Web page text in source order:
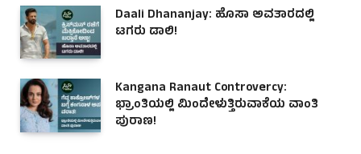
Daali Dhananjay: ಹೊಸಾ ಅವತಾರದಲ್ಲಿ
ಟಗರು ಡಾಲಿ!
Kangana Ranaut Controvercy:
ಭ್ರಾಂತಿಯಲ್ಲಿ ಮಿಂದೇಳುತ್ತಿರುವಾಕೆಯ ವಾಂತಿ
ಪುರಾಣ!